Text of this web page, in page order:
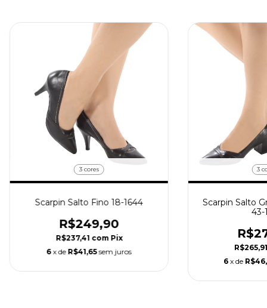
3 cores
Scarpin Salto Fino 18-1644
R$249,90
R$237,41 com Pix
6 x de R$41,65 sem juros
3
Scarpin Salto
43-
6 x de